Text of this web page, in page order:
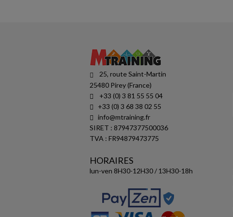
25, route Saint-Martin
25480 Pirey (France)
+33 (0) 3 81 55 55 04
+33 (0) 3 68 38 02 55
info@mtraining.fr
SIRET : 87947377500036
TVA : FR94879473775
HORAIRES
lun-ven 8H30-12H30 / 13H30-18h